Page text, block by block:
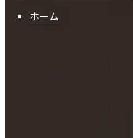
ホーム